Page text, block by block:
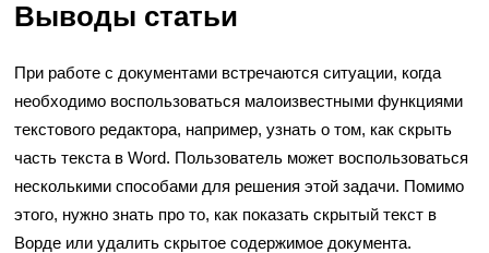
Выводы статьи
При работе с документами встречаются ситуации, когда
необходимо воспользоваться малоизвестными функциями
текстового редактора, например, узнать о том, как скрыть
часть текста в Word. Пользователь может воспользоваться
несколькими способами для решения этой задачи. Помимо
этого, нужно знать про то, как показать скрытый текст в
Ворде или удалить скрытое содержимое документа.